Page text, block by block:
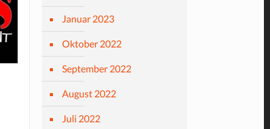
Januar 2023
Oktober 2022
September 2022
August 2022
Juli 2022